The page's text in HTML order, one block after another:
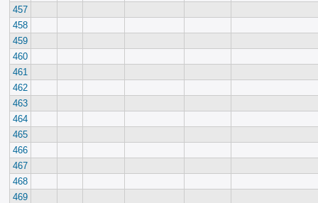
457
458
459
460
461
462
463
464
465
466
467
468
469